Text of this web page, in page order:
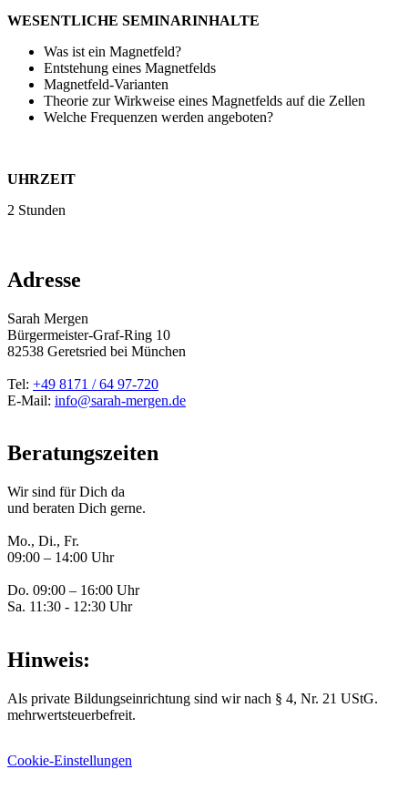
WESENTLICHE SEMINARINHALTE
Was ist ein Magnetfeld?
Entstehung eines Magnetfelds
Magnetfeld-Varianten
Theorie zur Wirkweise eines Magnetfelds auf die Zellen
Welche Frequenzen werden angeboten?
UHRZEIT
2 Stunden
Adresse
Sarah Mergen
Bürgermeister-Graf-Ring 10
82538 Geretsried bei München
Tel: +49 8171 / 64 97-720
E-Mail: info@sarah-mergen.de
Beratungszeiten
Wir sind für Dich da
und beraten Dich gerne.
Mo., Di., Fr.
09:00 – 14:00 Uhr
Do. 09:00 – 16:00 Uhr
Sa. 11:30 - 12:30 Uhr
Hinweis:
Als private Bildungseinrichtung sind wir nach § 4, Nr. 21 UStG.
mehrwertsteuerbefreit.
Cookie-Einstellungen